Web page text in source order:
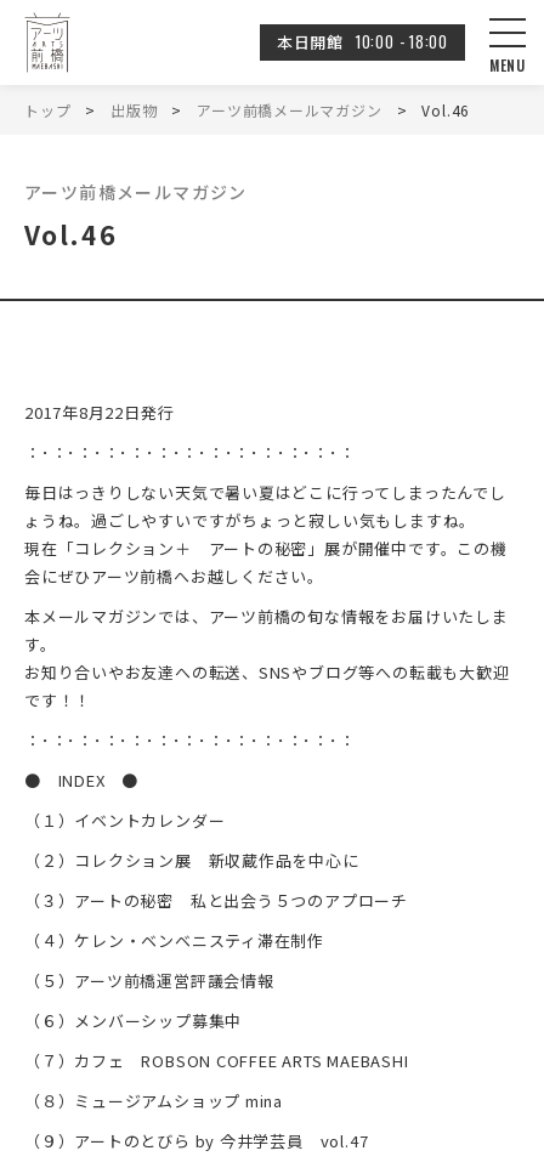
本日開館 10:00 - 18:00
トップ 出版物 アーツ前橋メールマガジン Vol.46
アーツ前橋メールマガジン
Vol.46
2017年8月22日発行
：･：･：･：･：･：･：･：･：･：･：･：･：
毎日はっきりしない天気で暑い夏はどこに行ってしまったんでし
ょうね。過ごしやすいですがちょっと寂しい気もしますね。
現在「コレクション＋ アートの秘密」展が開催中です。この機
会にぜひアーツ前橋へお越しください。
本メールマガジンでは、アーツ前橋の旬な情報をお届けいたしま
す。
お知り合いやお友達への転送、SNSやブログ等への転載も大歓迎
です！！
：･：･：･：･：･：･：･：･：･：･：･：･：
● INDEX ●
（１）イベントカレンダー
（２）コレクション展 新収蔵作品を中心に
（３）アートの秘密 私と出会う５つのアプローチ
（４）ケレン・ベンベニスティ滞在制作
（５）アーツ前橋運営評議会情報
（６）メンバーシップ募集中
（７）カフェ ROBSON COFFEE ARTS MAEBASHI
（８）ミュージアムショップ mina
（９）アートのとびら by 今井学芸員 vol.47